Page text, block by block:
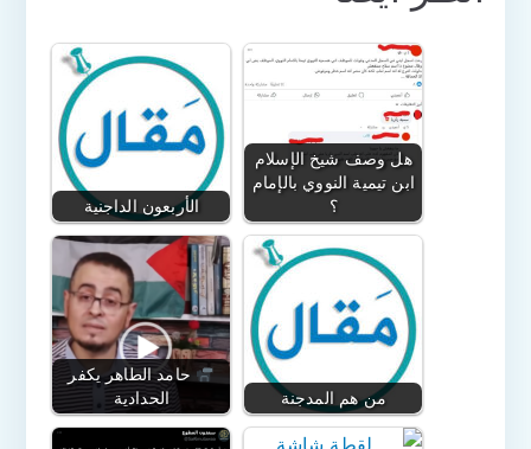
الأربعون الداجنية
هل وصف شيخ الإسلام
ابن تيمية النووي بالإمام
؟
حامد الطاهر يكفر
الحدادية
من هم المدجنة